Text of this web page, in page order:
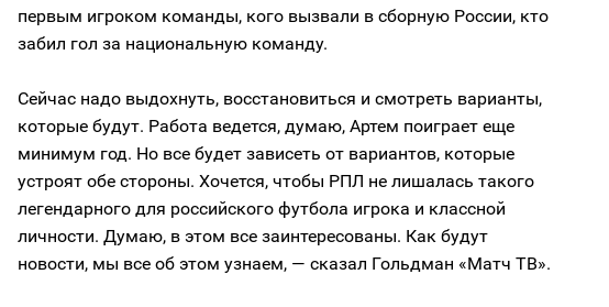
первым игроком команды, кого вызвали в сборную России, кто
забил гол за национальную команду.
Сейчас надо выдохнуть, восстановиться и смотреть варианты,
которые будут. Работа ведется, думаю, Артем поиграет еще
минимум год. Но все будет зависеть от вариантов, которые
устроят обе стороны. Хочется, чтобы РПЛ не лишалась такого
легендарного для российского футбола игрока и классной
личности. Думаю, в этом все заинтересованы. Как будут
новости, мы все об этом узнаем, — сказал Гольдман «Матч ТВ».